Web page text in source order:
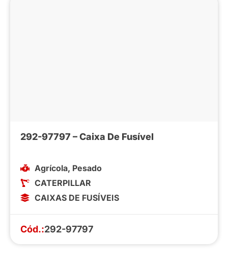
292-97797 – Caixa De Fusível
Agrícola, Pesado
CATERPILLAR
CAIXAS DE FUSÍVEIS
Cód.:292-97797